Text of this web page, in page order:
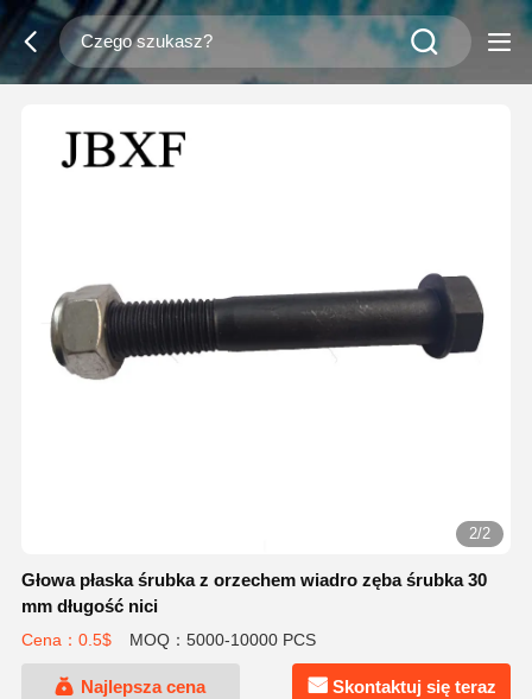
2/2
Głowa płaska śrubka z orzechem wiadro zęba śrubka 30
mm długość nici
Cena：0.5$ MOQ：5000-10000 PCS
Najlepsza cena Skontaktuj się teraz